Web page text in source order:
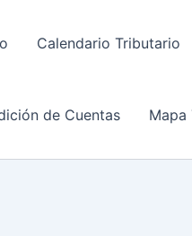
Calendario Tributario
de Cuentas Mapa